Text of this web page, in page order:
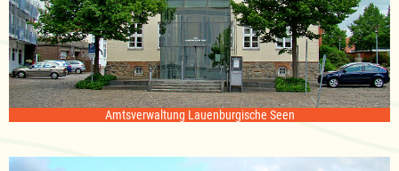
Amtsverwaltung Lauenburgische Seen